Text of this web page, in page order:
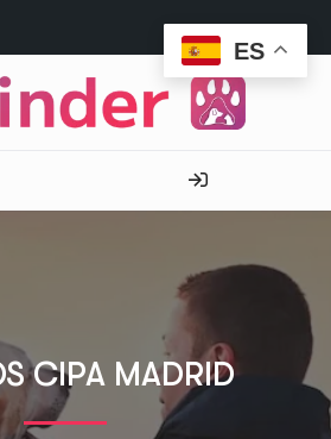
CIPA MADRID
ES